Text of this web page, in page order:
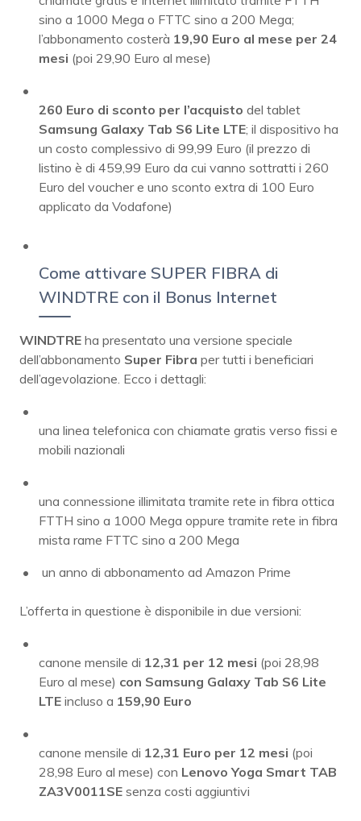
sino a 1000 Mega o FTTC sino a 200 Mega;
l’abbonamento costerà 19,90 Euro al mese per 24
mesi (poi 29,90 Euro al mese)
260 Euro di sconto per l’acquisto del tablet
Samsung Galaxy Tab S6 Lite LTE; il dispositivo ha
un costo complessivo di 99,99 Euro (il prezzo di
listino è di 459,99 Euro da cui vanno sottratti i 260
Euro del voucher e uno sconto extra di 100 Euro
applicato da Vodafone)
Come attivare SUPER FIBRA di
WINDTRE con il Bonus Internet
WINDTRE ha presentato una versione speciale
dell’abbonamento Super Fibra per tutti i beneficiari
dell’agevolazione. Ecco i dettagli:
una linea telefonica con chiamate gratis verso fissi e
mobili nazionali
una connessione illimitata tramite rete in fibra ottica
FTTH sino a 1000 Mega oppure tramite rete in fibra
mista rame FTTC sino a 200 Mega
un anno di abbonamento ad Amazon Prime
L’offerta in questione è disponibile in due versioni:
canone mensile di 12,31 per 12 mesi (poi 28,98
Euro al mese) con Samsung Galaxy Tab S6 Lite
LTE incluso a 159,90 Euro
canone mensile di 12,31 Euro per 12 mesi (poi
28,98 Euro al mese) con Lenovo Yoga Smart TAB
ZA3V0011SE senza costi aggiuntivi